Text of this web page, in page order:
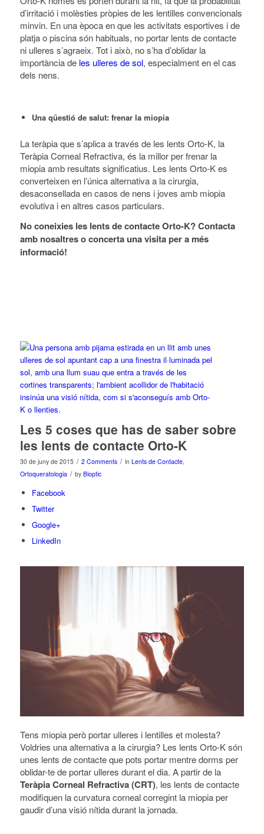
d’irritació i molèsties pròpies de les lentilles convencionals
minvin. En una època en que les activitats esportives i de
platja o piscina són habituals, no portar lents de contacte
ni ulleres s’agraeix. Tot i això, no s’ha d’oblidar la
importància de les ulleres de sol, especialment en el cas
dels nens.
Una qüestió de salut: frenar la miopia
La teràpia que s’aplica a través de les lents Orto-K, la
Teràpia Corneal Refractiva, és la millor per frenar la
miopia amb resultats significatius. Les lents Orto-K es
converteixen en l’única alternativa a la cirurgia,
desaconsellada en casos de nens i joves amb miopia
evolutiva i en altres casos particulars.
No coneixies les lents de contacte Orto-K? Contacta
amb nosaltres o concerta una visita per a més
informació!
Les 5 coses que has de saber sobre
les lents de contacte Orto-K
30 de juny de 2015 / 2 Comments / in Lents de Contacte,
Ortoqueratologia / by Bioptic
Facebook
Twitter
Google+
LinkedIn
Tens miopia però portar ulleres i lentilles et molesta?
Voldries una alternativa a la cirurgia? Les lents Orto-K són
unes lents de contacte que pots portar mentre dorms per
oblidar-te de portar ulleres durant el dia. A partir de la
Teràpia Corneal Refractiva (CRT), les lents de contacte
modifiquen la curvatura corneal corregint la miopia per
gaudir d’una visió nítida durant la jornada.